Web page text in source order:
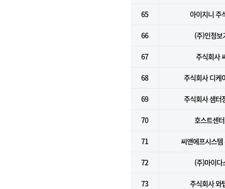
65 아이지니 주
66 (주)인정보
67 주식회사
68 주식회사 디케
69 주식회사 샘터
70 호스트센
71 씨앤에프시스템
72 (주)마이다
73 주식회사 와